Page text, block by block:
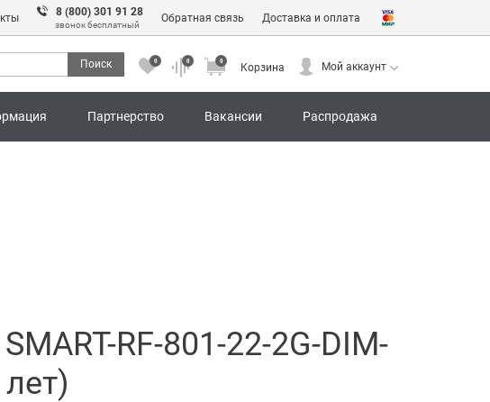
8 (800) 301 91 28
звонок бесплатный
Обратная связь Доставка и оплата
Поиск 0 0 0
Корзина Мой аккаунт
Партнерство Вакансии Распродажа
301 91 28 Корзина Мой аккаунт
RF-801-22-2G-DIM-